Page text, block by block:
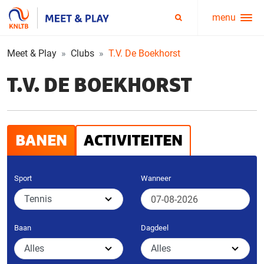
Service
menu
menu
Meet & Play Clubs T.V. De Boekhorst
T.V. DE BOEKHORST
BANEN ACTIVITEITEN
Sport Wanneer
Baan Dagdeel